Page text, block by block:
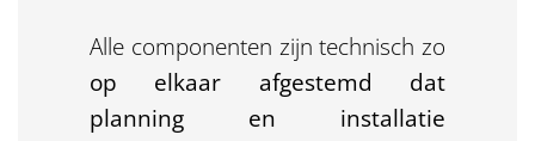
Alle componenten zijn technisch zo
op elkaar afgestemd dat
planning en installatie